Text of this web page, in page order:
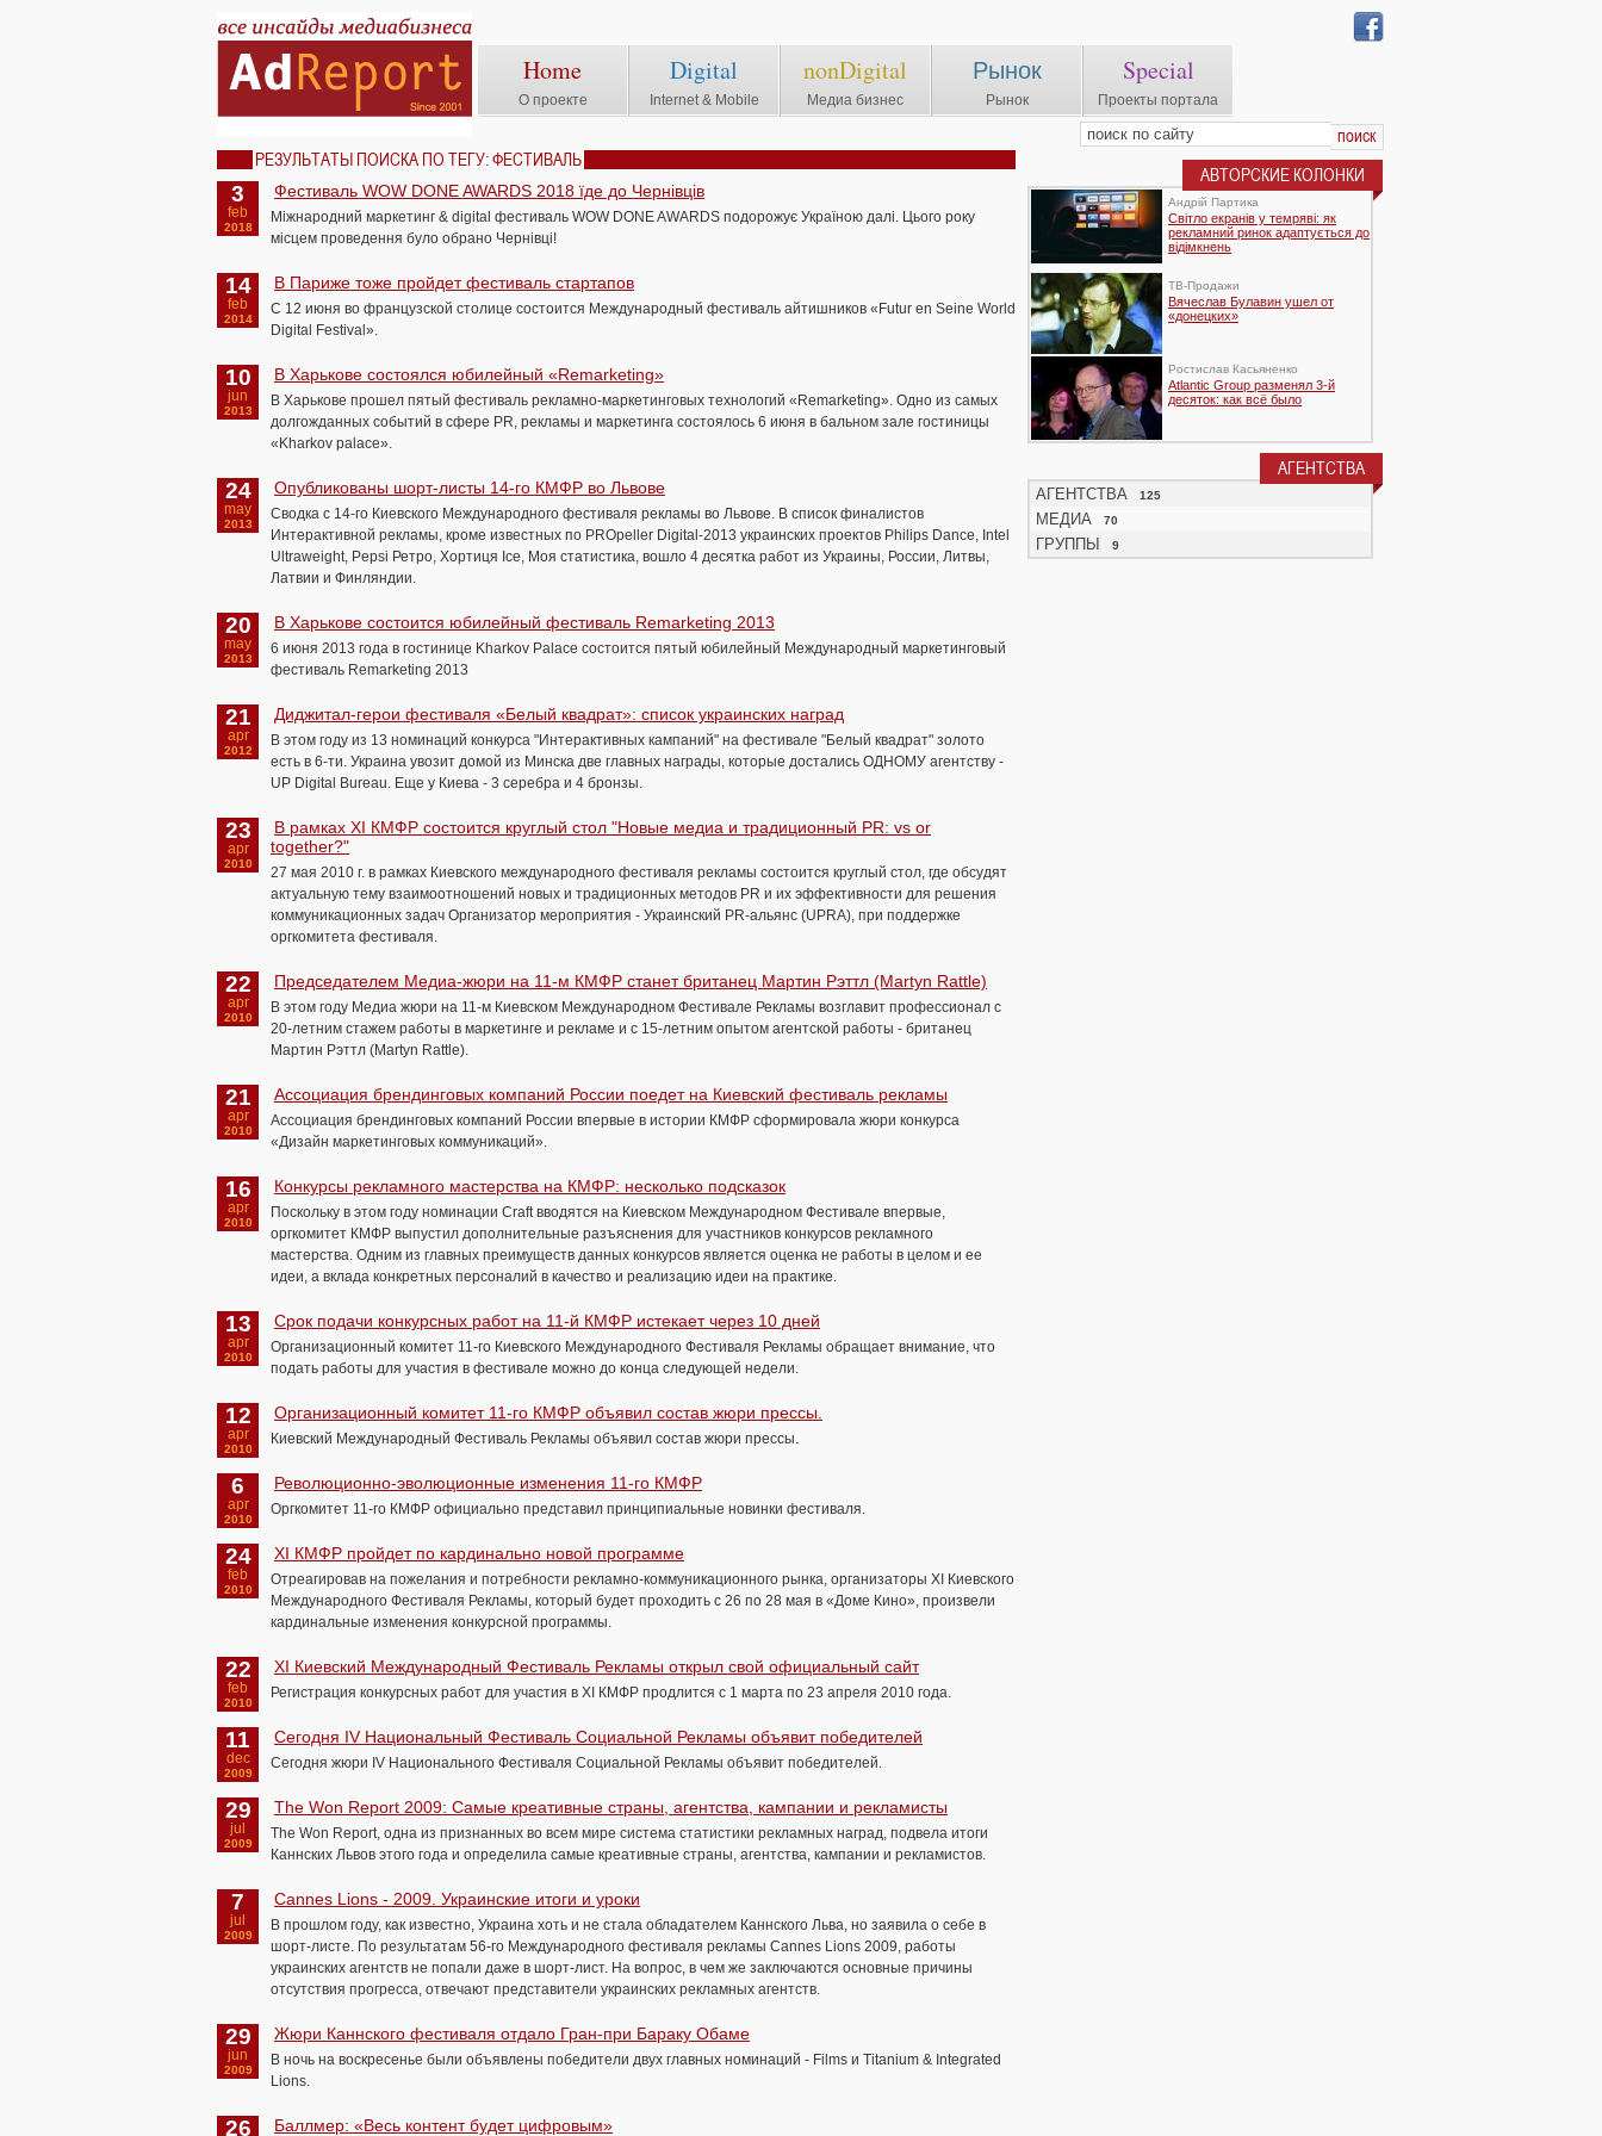
Home
О проекте
Digital
Internet & Mobile
nonDigital
Медиа бизнес
Рынок
Рынок
Special
Проекты портала
РЕЗУЛЬТАТЫ ПОИСКА ПО ТЕГУ: ФЕСТИВАЛЬ
3
feb
2018
Фестиваль WOW DONE AWARDS 2018 їде до Чернівців
Міжнародний маркетинг & digital фестиваль WOW DONE AWARDS подорожує Україною далі. Цього року
місцем проведення було обрано Чернівці!
14
feb
2014
В Париже тоже пройдет фестиваль стартапов
С 12 июня во французской столице состоится Международный фестиваль айтишников «Futur en Seine World
Digital Festival».
10
jun
2013
В Харькове состоялся юбилейный «Remarketing»
В Харькове прошел пятый фестиваль рекламно-маркетинговых технологий «Remarketing». Одно из самых
долгожданных событий в сфере PR, рекламы и маркетинга состоялось 6 июня в бальном зале гостиницы
«Kharkov palace».
24
may
2013
Опубликованы шорт-листы 14-го КМФР во Львове
Сводка с 14-го Киевского Международного фестиваля рекламы во Львове. В список финалистов
Интерактивной рекламы, кроме известных по PROpeller Digital-2013 украинских проектов Philips Dance, Intel
Ultraweight, Pepsi Ретро, Хортиця Ice, Моя статистика, вошло 4 десятка работ из Украины, России, Литвы,
Латвии и Финляндии.
20
may
2013
В Харькове состоится юбилейный фестиваль Remarketing 2013
6 июня 2013 года в гостинице Kharkov Palace состоится пятый юбилейный Международный маркетинговый
фестиваль Remarketing 2013
21
apr
2012
Диджитал-герои фестиваля «Белый квадрат»: список украинских наград
В этом году из 13 номинаций конкурса "Интерактивных кампаний" на фестивале "Белый квадрат" золото
есть в 6-ти. Украина увозит домой из Минска две главных награды, которые достались ОДНОМУ агентству -
UP Digital Bureau. Еще у Киева - 3 серебра и 4 бронзы.
23
apr
2010
В рамках XI КМФР состоится круглый стол "Новые медиа и традиционный PR: vs or
together?"
27 мая 2010 г. в рамках Киевского международного фестиваля рекламы состоится круглый стол, где обсудят
актуальную тему взаимоотношений новых и традиционных методов PR и их эффективности для решения
коммуникационных задач Организатор мероприятия - Украинский PR-альянс (UPRA), при поддержке
оргкомитета фестиваля.
22
apr
2010
Председателем Медиа-жюри на 11-м КМФР станет британец Мартин Рэттл (Martyn Rattle)
В этом году Медиа жюри на 11-м Киевском Международном Фестивале Рекламы возглавит профессионал с
20-летним стажем работы в маркетинге и рекламе и с 15-летним опытом агентской работы - британец
Мартин Рэттл (Martyn Rattle).
21
apr
2010
Ассоциация брендинговых компаний России поедет на Киевский фестиваль рекламы
Ассоциация брендинговых компаний России впервые в истории КМФР сформировала жюри конкурса
«Дизайн маркетинговых коммуникаций».
16
apr
2010
Конкурсы рекламного мастерства на КМФР: несколько подсказок
Поскольку в этом году номинации Craft вводятся на Киевском Международном Фестивале впервые,
оргкомитет КМФР выпустил дополнительные разъяснения для участников конкурсов рекламного
мастерства. Одним из главных преимуществ данных конкурсов является оценка не работы в целом и ее
идеи, а вклада конкретных персоналий в качество и реализацию идеи на практике.
13
apr
2010
Срок подачи конкурсных работ на 11-й КМФР истекает через 10 дней
Организационный комитет 11-го Киевского Международного Фестиваля Рекламы обращает внимание, что
подать работы для участия в фестивале можно до конца следующей недели.
12
apr
2010
Организационный комитет 11-го КМФР объявил состав жюри прессы.
Киевский Международный Фестиваль Рекламы объявил состав жюри прессы.
6
apr
2010
Революционно-эволюционные изменения 11-го КМФР
Оргкомитет 11-го КМФР официально представил принципиальные новинки фестиваля.
24
feb
2010
XI КМФР пройдет по кардинально новой программе
Отреагировав на пожелания и потребности рекламно-коммуникационного рынка, организаторы XI Киевского
Международного Фестиваля Рекламы, который будет проходить с 26 по 28 мая в «Доме Кино», произвели
кардинальные изменения конкурсной программы.
22
feb
2010
XI Киевский Международный Фестиваль Рекламы открыл свой официальный сайт
Регистрация конкурсных работ для участия в ХI КМФР продлится с 1 марта по 23 апреля 2010 года.
11
dec
2009
Сегодня IV Национальный Фестиваль Социальной Рекламы объявит победителей
Сегодня жюри IV Национального Фестиваля Социальной Рекламы объявит победителей.
29
jul
2009
The Won Report 2009: Самые креативные страны, агентства, кампании и рекламисты
The Won Report, одна из признанных во всем мире система статистики рекламных наград, подвела итоги
Каннских Львов этого года и определила самые креативные страны, агентства, кампании и рекламистов.
7
jul
2009
Cannes Lions - 2009. Украинские итоги и уроки
В прошлом году, как известно, Украина хоть и не стала обладателем Каннского Льва, но заявила о себе в
шорт-листе. По результатам 56-го Международного фестиваля рекламы Cannes Lions 2009, работы
украинских агентств не попали даже в шорт-лист. На вопрос, в чем же заключаются основные причины
отсутствия прогресса, отвечают представители украинских рекламных агентств.
29
jun
2009
Жюри Каннского фестиваля отдало Гран-при Бараку Обаме
В ночь на воскресенье были объявлены победители двух главных номинаций - Films и Titanium & Integrated
Lions.
26 Баллмер: «Весь контент будет цифровым»
АВТОРСКИЕ КОЛОНКИ
Андрій Партика
Світло екранів у темряві: як
рекламний ринок адаптується до
відімкнень
TВ-Продажи
Вячеслав Булавин ушел от
«донецких»
Ростислав Касьяненко
Atlantic Group разменял 3-й
десяток: как всё было
АГЕНТСТВА
АГЕНТСТВА 125
МЕДИА 70
ГРУППЫ 9